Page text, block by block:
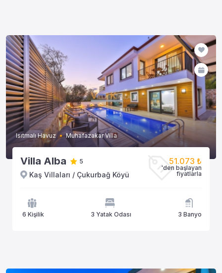
Isıtmalı Havuz Muhafazakar Villa
Villa Alba 5
Kaş Villaları / Çukurbağ Köyü
51.073 ₺
'den başlayan
fiyatlarla
6 Kişilik 3 Yatak Odası 3 Banyo